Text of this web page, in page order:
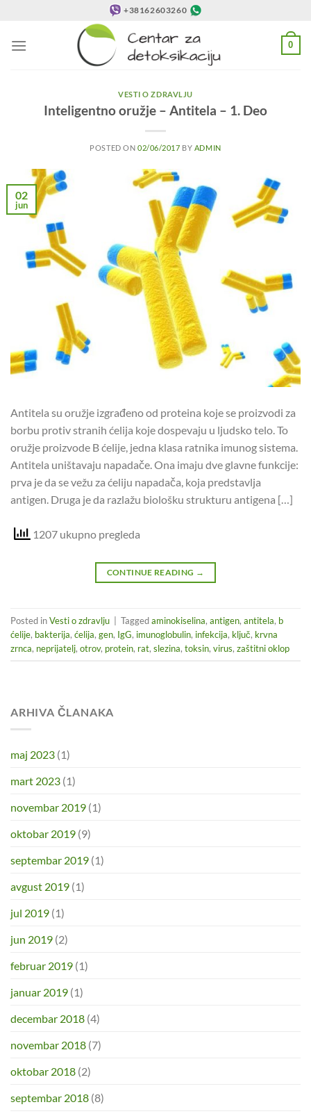
sadržaj
+38162603260
0
VESTI O ZDRAVLJU
Inteligentno oružje – Antitela – 1. Deo
POSTED ON 02/06/2017 BY ADMIN
02
jun
Antitela su oružje izgrađeno od proteina koje se proizvodi za
borbu protiv stranih ćelija koje dospevaju u ljudsko telo. To
oružje proizvode B ćelije, jedna klasa ratnika imunog sistema.
Antitela uništavaju napadače. Ona imaju dve glavne funkcije:
prva je da se vežu za ćeliju napadača, koja predstavlja
antigen. Druga je da razlažu biološku strukturu antigena […]
1207 ukupno pregleda
CONTINUE READING →
Posted inVesti o zdravlju Taggedaminokiselina, antigen, antitela, b
ćelije, bakterija, ćelija, gen, IgG, imunoglobulin, infekcija, ključ, krvna
zrnca, neprijatelj, otrov, protein, rat, slezina, toksin, virus, zaštitni oklop
ARHIVA ČLANAKA
maj 2023 (1)
mart 2023 (1)
novembar 2019 (1)
oktobar 2019 (9)
septembar 2019 (1)
avgust 2019 (1)
jul 2019 (1)
jun 2019 (2)
februar 2019 (1)
januar 2019 (1)
decembar 2018 (4)
novembar 2018 (7)
oktobar 2018 (2)
septembar 2018 (8)